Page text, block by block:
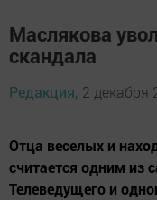
Маслякова
скандала
Редакция, 2 декабря
Отца веселых и
считается одним из
Телеведущего и